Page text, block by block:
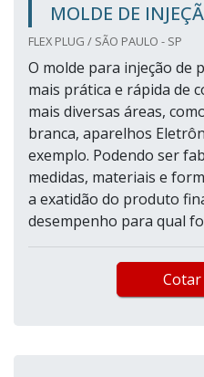
MOLDE DE
FLEX PLUG / SÃO PAULO - SP
O molde para injeção de
mais prática e rápida de
mais diversas áreas,
branca, aparelhos
exemplo. Podendo ser
medidas, materiais e
a exatidão do produto
desempenho para qual